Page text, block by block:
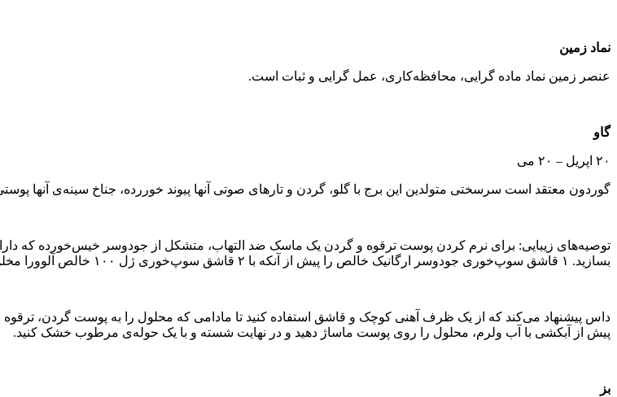
نماد زمین
عنصر زمین نماد ماده‌ گرایی، محافظه‌کاری، عمل‌ گرایی و ثبات است.
گاو
۲۰ اپریل – ۲۰ می
گوردون معتقد است سرسختی متولدین این برج با گلو، گردن و تارهای صوتی آنها پیوند خوررده، جناخ سینه‌ی
توصیه‌های زیبایی: برای نرم کردن پوست ترقوه و گردن یک ماسک ضد التهاب، متشکل از جودوسر خیس‌خورده که
بسازید. ۱ قاشق سوپ‌خوری جودوسر ارگانیک خالص را پیش از آنکه با ۲ قاشق سوپ‌خوری ژل ۱۰۰ خالص آلوورا مخلوط کنید، با دقت تمام درون قهوه‌ساب ریخته و آسیاب کنید.
پیش از آبکشی با آب ولرم، محلول را روی پوست ماساژ دهید و در نهایت شسته و با یک حوله‌ی مرطوب خشک کنید.
بز